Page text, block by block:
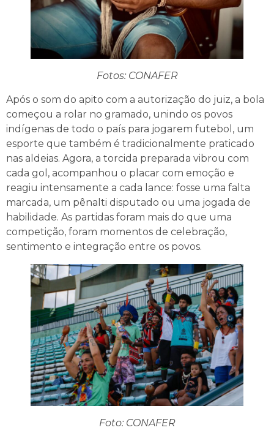
Fotos: CONAFER
Após o som do apito com a autorização do juiz, a bola
começou a rolar no gramado, unindo os povos
indígenas de todo o país para jogarem futebol, um
esporte que também é tradicionalmente praticado
nas aldeias. Agora, a torcida preparada vibrou com
cada gol, acompanhou o placar com emoção e
reagiu intensamente a cada lance: fosse uma falta
marcada, um pênalti disputado ou uma jogada de
habilidade. As partidas foram mais do que uma
competição, foram momentos de celebração,
sentimento e integração entre os povos.
Foto: CONAFER